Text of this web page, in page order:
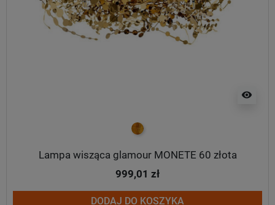
visibility
złoty
Lampa wisząca glamour MONETE 60 złota
999,01 zł
DODAJ DO KOSZYKA